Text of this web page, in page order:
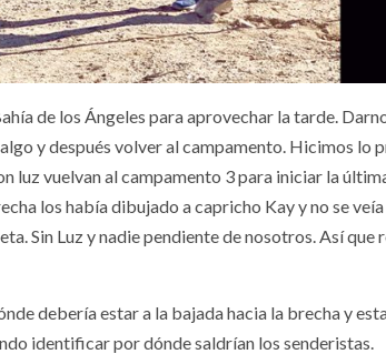
de los Ángeles para aprovechar la tarde.
y después volver al campamento. Hicimos lo
luz vuelvan al campamento 3 para iniciar la
los había dibujado a capricho Kay y no se
Sin Luz y nadie pendiente de nosotros. Así que
debería estar a la bajada hacia la brecha y
identificar por dónde saldrían los senderistas.